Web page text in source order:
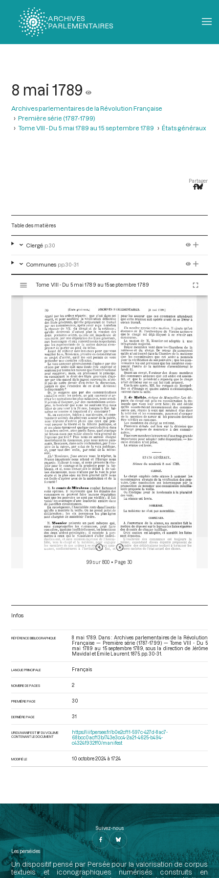
ARCHIVES
PARLEMENTAIRES
8 mai 1789
Archives parlementaires de la Révolution Française
Première série (1787-1799)
Tome VIII - Du 5 mai 1789 au 15 septembre 1789
États généraux
Partager
Table des matières
Clergé p.30
Communes pp.30-31
s
Tome VIII - Du 5 mai 1789 au 15 septembre 1789
99 sur 800 • Page 30
Infos
RÉFÉRENCE BIBLIOGRAPHIQUE
8 mai 1789. Dans : Archives parlementaires de la Révolution
Française — Première série (1787-1799) — Tome VIII - Du 5
mai 1789 au 15 septembre 1789 , sous la direction de Jérôme
Mavidal et Emile Laurent. 1875. pp. 30-31.
LANGUE PRINCIPALE Français
NOMBRE DE PAGES 2
PREMIÈRE PAGE 30
DERNIÈRE PAGE 31
URI DU MANIFEST IIIF DU VOLUME
CONTENANT LE DOCUMENT
https://iiif.persee.fr/b0e2cf11-597c-427d-8ac7-
68bcc0acf13b/743e3cc4-2a21-4625-b494-
c4324f932ff0/manifest
MODIFIÉ LE 10 octobre 2024 à 17:24
Suivez-nous
Les perséides
Un dispositif pensé par Persée pour la valorisation de corpus
textuels et iconographiques numérisés construits en